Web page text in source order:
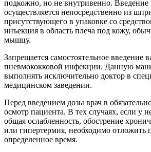
подкожно, но не внутривенно. Введение
осуществляется непосредственно из
присутствующего в упаковке со
инъекция в область плеча под кожу,
мышцу.
Запрещается самостоятельное введение
пневмококковой инфекции. Данную
выполнять исключительно доктор в
медицинском заведении.
Перед введением дозы врач в
осмотр пациента. В тех случаях, если у
общая ослабленность, обострение
или гипертермия, необходимо отложить
определенное время.